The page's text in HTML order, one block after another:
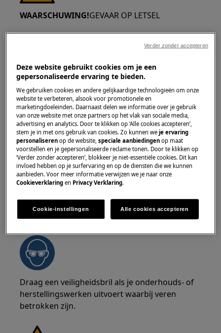
WAARSCHUWING!GEVAAR OP LETSEL
Wees altijd voorzichtig wanneer je toestellen
verplaatst. Voor zware toestellen is het het
veiligst om dit met twee personen te doen.
Draag altijd veiligheidshandschoenen en
veiligheidsschoeisel. Draag voortdurend
veiligheidshandschoenen om je te beschermen
tegen snijwonden door scherpe randen.
WAARSCHUWING! RISICO OP OOGLETSEL
Draag een veiligheidsbril als je onderhouds- of
herstellingswerken uitvoert waarbij veren
betrokken zijn.
Deze website gebruikt cookies om je een
gepersonaliseerde ervaring te bieden.
We gebruiken cookies en andere gelijkaardige technologieën om onze
website te verbeteren, alsook voor promotionele en
marketingdoeleinden. Daarnaast delen we informatie over je gebruik
van onze website met onze partners op het vlak van sociale media,
advertising en analytics. Door te klikken op ‘Alle cookies accepteren’,
stem je in met ons gebruik van cookies. Zo kunnen weje ervaring
personaliseren op de website,speciale aanbiedingen op maat
voorstellen en je gepersonaliseerde reclame tonen. Door te klikken op
‘Verder zonder accepteren’, blokkeer je niet-essentiële cookies. Dit kan
invloed hebben op je surfervaring en op de diensten die we kunnen
aanbieden. Voor meer informatie verwijzen we je naar onze
Cookieverklaring en Privacy Verklaring.
Cookie-instellingen Alle cookies accepteren
Verder zonder accepteren